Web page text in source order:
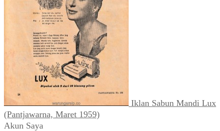
Iklan Sabun Mandi Lux
(Pantjawarna, Maret 1959)
Akun Saya